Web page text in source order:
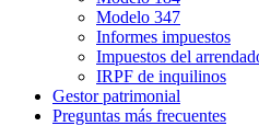
Modelo 347
Informes impuestos
Impuestos del
IRPF de inquilinos
Gestor patrimonial
Preguntas más frecuentes